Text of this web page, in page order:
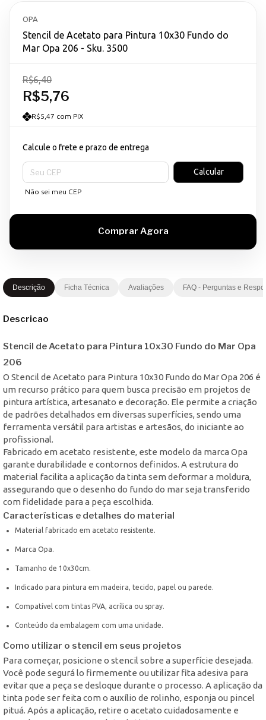
OPA
Stencil de Acetato para Pintura 10x30 Fundo do
Mar Opa 206 - Sku. 3500
R$5,76
R$6,40
R$5,47 com PIX
Calcule o frete e prazo de entrega
Entregas para o CEP:
Calcular
Não sei meu CEP
Descrição Ficha Técnica Avaliações FAQ - Perguntas e
Descricao
Stencil de Acetato para Pintura 10x30 Fundo do Mar Opa
206
O Stencil de Acetato para Pintura 10x30 Fundo do Mar Opa 206 é
um recurso prático para quem busca precisão em projetos de
pintura artística, artesanato e decoração. Ele permite a criação
de padrões detalhados em diversas superfícies, sendo uma
ferramenta versátil para artistas e artesãos, do iniciante ao
profissional.
Fabricado em acetato resistente, este modelo da marca Opa
garante durabilidade e contornos definidos. A estrutura do
material facilita a aplicação da tinta sem deformar a moldura,
assegurando que o desenho do fundo do mar seja transferido
com fidelidade para a peça escolhida.
Características e detalhes do material
Material fabricado em acetato resistente.
Marca Opa.
Tamanho de 10x30cm.
Indicado para pintura em madeira, tecido, papel ou parede.
Compatível com tintas PVA, acrílica ou spray.
Conteúdo da embalagem com uma unidade.
Como utilizar o stencil em seus projetos
Para começar, posicione o stencil sobre a superfície desejada.
Você pode segurá lo firmemente ou utilizar fita adesiva para
evitar que a peça se desloque durante o processo. A aplicação da
tinta pode ser feita com o auxílio de rolinho, esponja ou pincel
pituá. Após a aplicação, retire o acetato cuidadosamente e